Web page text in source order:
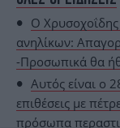
Ο Χρυσοχοΐδης
ανηλίκων:
-Προσωπικά θα
Αυτός είναι ο
επιθέσεις με
πρόσωπα